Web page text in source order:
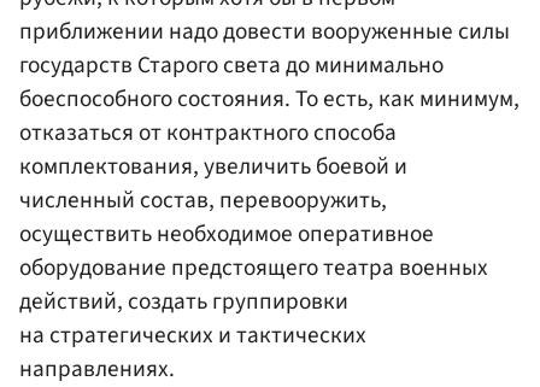
приближении надо довести вооруженные силы
государств Старого света до минимально
боеспособного состояния. То есть, как минимум,
отказаться от контрактного способа
комплектования, увеличить боевой и
численный состав, перевооружить,
осуществить необходимое оперативное
оборудование предстоящего театра военных
действий, создать группировки
на стратегических и тактических
направлениях.